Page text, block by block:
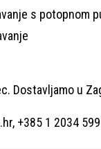
s potopnom
Dostavljamo u
+385 1 2034